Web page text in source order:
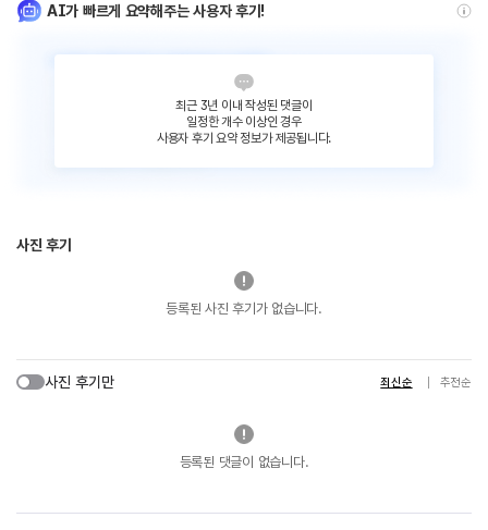
AI가 빠르게 요약해주는 사용자 후기!
최근 3년 이내 작성된 댓글이
일정한 개수 이상인 경우
사용자 후기 요약 정보가 제공됩니다.
사진 후기
등록된 사진 후기가 없습니다.
사진 후기만 최신순 추천순
등록된 댓글이 없습니다.